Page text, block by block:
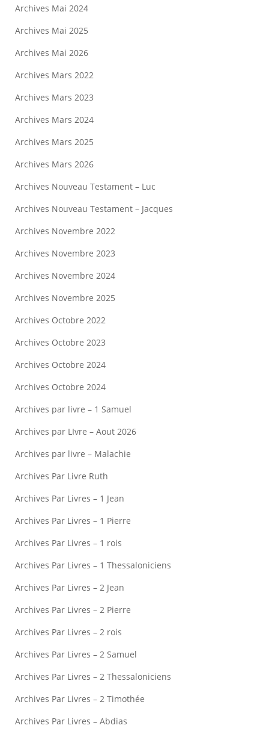
Archives Mai 2024
Archives Mai 2025
Archives Mai 2026
Archives Mars 2022
Archives Mars 2023
Archives Mars 2024
Archives Mars 2025
Archives Mars 2026
Archives Nouveau Testament – Luc
Archives Nouveau Testament – Jacques
Archives Novembre 2022
Archives Novembre 2023
Archives Novembre 2024
Archives Novembre 2025
Archives Octobre 2022
Archives Octobre 2023
Archives Octobre 2024
Archives Octobre 2024
Archives par livre – 1 Samuel
Archives par LIvre – Aout 2026
Archives par livre – Malachie
Archives Par Livre Ruth
Archives Par Livres – 1 Jean
Archives Par Livres – 1 Pierre
Archives Par Livres – 1 rois
Archives Par Livres – 1 Thessaloniciens
Archives Par Livres – 2 Jean
Archives Par Livres – 2 Pierre
Archives Par Livres – 2 rois
Archives Par Livres – 2 Samuel
Archives Par Livres – 2 Thessaloniciens
Archives Par Livres – 2 Timothée
Archives Par Livres – Abdias